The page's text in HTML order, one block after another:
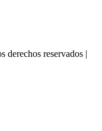
derechos reservados |